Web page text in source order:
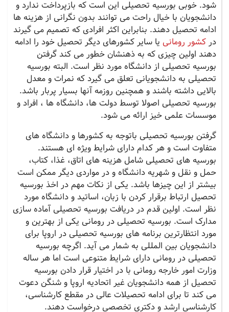
شود. خوبی بورسیه تحصیلی این است که بازپرداخت ندارد و
دانشجویان با خیال راحت می توانند بدون نگرانی از هزینه ها
ادامه تحصیل دهند. بنابراین اکثر افرادی که تصمیم می گیرند
درکشور رومانی یا سایر کشورهای دیگر تحصیل خود را ادامه
دهند اولین چیزی که به ذهنشان خطور می کند گرفتن
بورسیه تحصیلی از دانشگاه مورد نظر است. البته بورسیه
تحصیلی به دانشجویانی تعلق می گیرد که نمرات و معدل
بالایی داشته باشند و همچنین روزمه آنها بسیار پربار باشد.
بورسیه تحصیلی اصولا توسط دولت ها، دانشگاه ها ، افراد و
موسسات علمی خیز ارائه می شود.
گرفتن بورسیه تحصیلی باتوجه به کشورها و دانشگاه های
متفاوت است و هر کدام دارای شرایط ویژه ای هستند.
بورسیه های تحصیلی شامل هزینه های اتاق، غذا، کتاب،
حمل و نقل و شهریه دانشگاه و در مواردی دیگر ممکن است
بیشتر از این چیزها باشد. یکی از نکات مهم در اخذ بورسیه
تحصیل ارتباط برقرار کردن با زبان، اساتید و دانشگاه مورد
نظر است. اولین قدم در دریافت بورسیه تحصیلی آماده سازی
مدارک است. بورسیه تحصیلی در رومانی یکی از بهترین و
مورد انتظارترین برنامه های بورسیه تحصیلی در اروپا برای
دانشجویان بین المللی به شمار می آید. اگرچه بورسیه
تحصیلی در رومانی دارای شرایط متنوعی است اما هر ساله
وزارت امور خارجه رومانی با در اختیار قرار دادن بورسیه
تحصیل از همه دانشجویان غیر اتحادیه اروپا و شنگن دعوت
می کند تا برای ادامه تحصیلات عالی در مقطع کارشناسی،
کارشناسی ارشد و دکتری تخصصی درخواست دهند.